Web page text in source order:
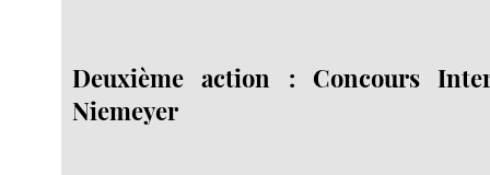
Deuxième action : Concours
Niemeyer